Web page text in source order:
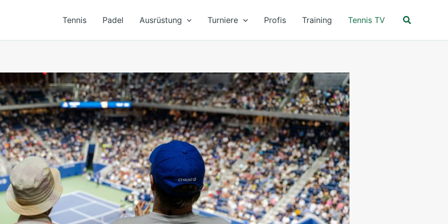
Tennis Padel Ausrüstung Turniere Profis Training Tennis TV Suchen